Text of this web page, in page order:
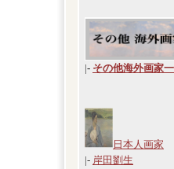
|- その他海外画家
日本人画家
|- 岸田劉生